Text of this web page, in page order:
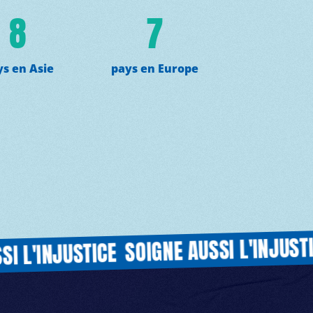
8
en Asie
7
pays en Europe
SOIGNE AUSSI L'INJUSTICE